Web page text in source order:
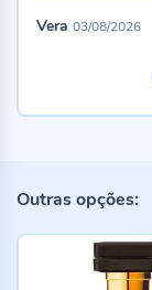
Vera 03/08/2026
Outras opções: